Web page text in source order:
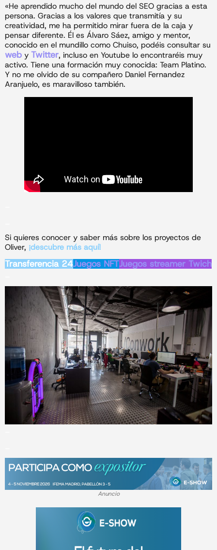
«He aprendido mucho del mundo del SEO gracias a esta
persona. Gracias a los valores que transmitía y su
creatividad, me ha permitido mirar fuera de la caja y
pensar diferente. Él es Álvaro Sáez, amigo y mentor,
conocido en el mundillo como Chuiso, podéis consultar su
web y Twitter, incluso en Youtube lo encontraréis muy
activo. Tiene una formación muy conocida: Team Platino.
Y no me olvido de su compañero Daniel Fernandez
Aranjuelo, es maravilloso también.
Si quieres conocer y saber más sobre los proyectos de
Oliver, ¡descubre más aquí!
Transferencia 24Juegos NFTJuegos streamer Twich
Anuncio